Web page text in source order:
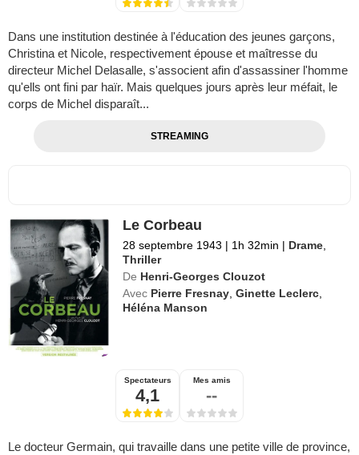
Dans une institution destinée à l'éducation des jeunes garçons,
Christina et Nicole, respectivement épouse et maîtresse du
directeur Michel Delasalle, s'associent afin d'assassiner l'homme
qu'ells ont fini par haïr. Mais quelques jours après leur méfait, le
corps de Michel disparaît...
STREAMING
Le Corbeau
28 septembre 1943 | 1h 32min | Drame,
Thriller
De Henri-Georges Clouzot
Avec Pierre Fresnay,Ginette Leclerc,
Héléna Manson
Spectateurs
4,1
Mes amis
--
Le docteur Germain, qui travaille dans une petite ville de province,